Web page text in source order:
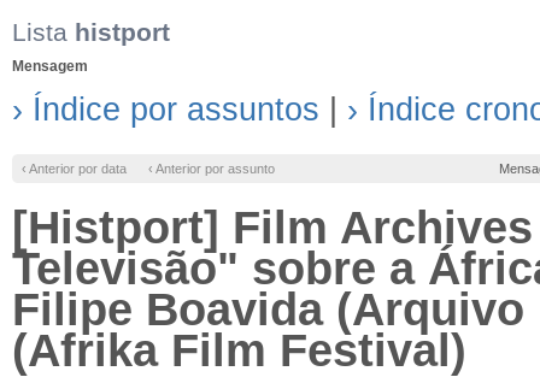
Lista histport
Mensagem
› Índice por assuntos › Índice
‹ Anterior por data ‹ Anterior por assunto
[Histport] Film
Televisão" sobre a
Filipe Boavida (Arquivo
(Afrika Film Festival)